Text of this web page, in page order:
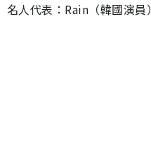
名人代表：Rain（韓國演員）